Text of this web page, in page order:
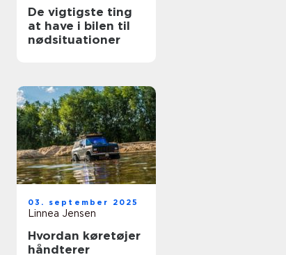
De vigtigste ting
at have i bilen til
nødsituationer
03. september 2025
Linnea Jensen
Hvordan køretøjer
håndterer